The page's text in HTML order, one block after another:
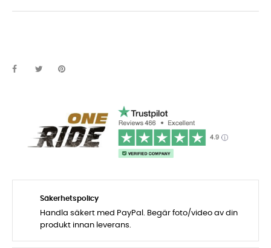
Säkerhetspolicy
Handla säkert med PayPal. Begär foto/video av din
produkt innan leverans.